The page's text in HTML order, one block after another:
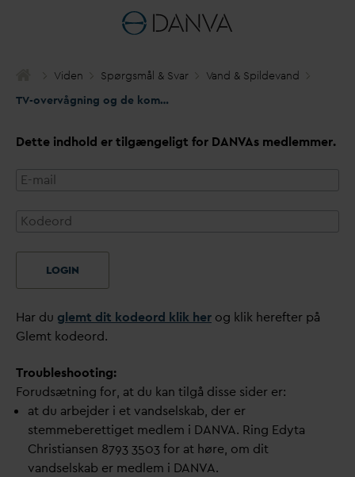
Viden Spørgsmål & Svar Vand & Spildevand
TV-overvågning og de kommunalt ejede forsyningsselskaber
Dette indhold er tilgængeligt for DANVAs medlemmer.
LOGIN
Har du glemt dit kodeord klik her og klik herefter på
Glemt kodeord.
Troubleshooting:
Forudsætning for, at du kan tilgå disse sider er:
at du arbejder i et vandselskab, der er
stemmeberettiget medlem i DANVA. Ring Edyta
Christiansen 8793 3503 for at høre, om dit
vandselskab er medlem i DANVA.